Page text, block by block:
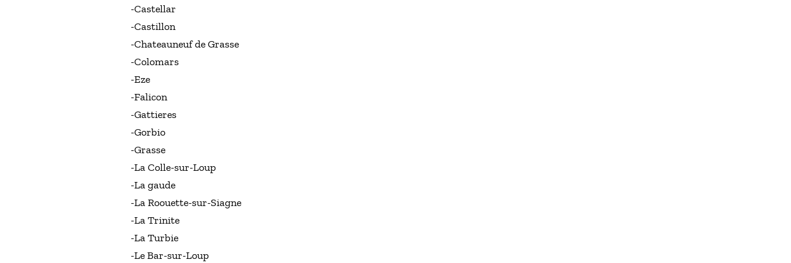
-Castellar
-Castillon
-Chateauneuf de Grasse
-Colomars
-Eze
-Falicon
-Gattieres
-Gorbio
-Grasse
-La Colle-sur-Loup
-La gaude
-La Roouette-sur-Siagne
-La Trinite
-La Turbie
-Le Bar-sur-Loup